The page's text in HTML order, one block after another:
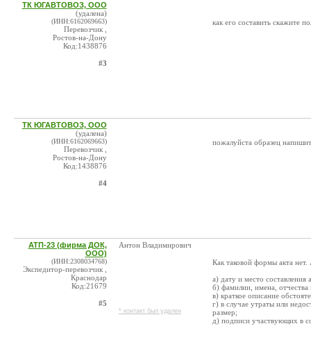
ТК ЮГАВТОВОЗ, ООО
(удалена)
(ИНН:6162069663)
Перевозчик ,
Ростов-на-Дону
Код:1438876
#3
как его составить скажите
ТК ЮГАВТОВОЗ, ООО
(удалена)
(ИНН:6162069663)
Перевозчик ,
Ростов-на-Дону
Код:1438876
#4
пожалуйста образец
АТП-23 (фирма ДОК,
ООО)
(ИНН:2308034768)
Экспедитор-перевозчик ,
Краснодар
Код:21679
#5
Антон Владимирович
* контакт был удален
Как таковой формы акта
а) дату и место составления
б) фамилии, имена,
в) краткое описание
г) в случае утраты или
размер;
д) подписи участвующих в